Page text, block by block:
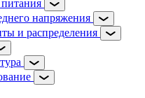
напряжения
и распределения